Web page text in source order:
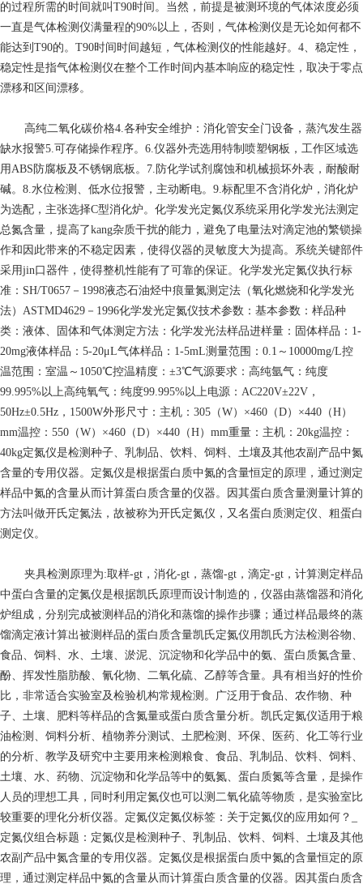
的过程所需的时间就叫T90时间。当然，前提是被测环境的气体浓度必须
一直是气体检测仪满量程的90%以上，否则，气体检测仪是无论如何都不
能达到T90的。T90时间时间越短，气体检测仪的性能越好。4、稳定性，
稳定性是指气体检测仪在整个工作时间内基本响应的稳定性，取决于零点
漂移和区间漂移。
高纯二氧化碳价格4.各种安全维护：消化管安全门设备，蒸汽发生器
缺水报警5.可存储操作程序。6.仪器外壳选用特制喷塑钢板，工作区域选
用ABS防腐板及不锈钢底板。7.防化学试剂腐蚀和机械损坏外表，耐酸耐
碱。8.水位检测、低水位报警，主动断电。9.标配里不含消化炉，消化炉
为选配，主张选择C型消化炉。化学发光定氮仪系统采用化学发光法测定
总氮含量，提高了kang杂质干扰的能力，避免了电量法对滴定池的繁锁操
作和因此带来的不稳定因素，使得仪器的灵敏度大为提高。系统关键部件
采用jin口器件，使得整机性能有了可靠的保证。化学发光定氮仪执行标
准：SH/T0657－1998液态石油烃中痕量氮测定法（氧化燃烧和化学发光
法）ASTMD4629－1996化学发光定氮仪技术参数：基本参数：样品种
类：液体、固体和气体测定方法：化学发光法样品进样量：固体样品：1-
20mg液体样品：5-20μL气体样品：1-5mL测量范围：0.1～10000mg/L控
温范围：室温～1050℃控温精度：±3℃气源要求：高纯氩气：纯度
99.995%以上高纯氧气：纯度99.995%以上电源：AC220V±22V，
50Hz±0.5Hz，1500W外形尺寸：主机：305（W）×460（D）×440（H）
mm温控：550（W）×460（D）×440（H）mm重量：主机：20kg温控：
40kg定氮仪是检测种子、乳制品、饮料、饲料、土壤及其他农副产品中氮
含量的专用仪器。定氮仪是根据蛋白质中氮的含量恒定的原理，通过测定
样品中氮的含量从而计算蛋白质含量的仪器。因其蛋白质含量测量计算的
方法叫做开氏定氮法，故被称为开氏定氮仪，又名蛋白质测定仪、粗蛋白
测定仪。
夹具检测原理为:取样-gt，消化-gt，蒸馏-gt，滴定-gt，计算测定样品
中蛋白含量的定氮仪是根据凯氏原理而设计制造的，仪器由蒸馏器和消化
炉组成，分别完成被测样品的消化和蒸馏的操作步骤；通过样品最终的蒸
馏滴定液计算出被测样品的蛋白质含量凯氏定氮仪用凯氏方法检测谷物、
食品、饲料、水、土壤、淤泥、沉淀物和化学品中的氨、蛋白质氮含量、
酚、挥发性脂肪酸、氰化物、二氧化硫、乙醇等含量。具有相当好的性价
比，非常适合实验室及检验机构常规检测。广泛用于食品、农作物、种
子、土壤、肥料等样品的含氮量或蛋白质含量分析。凯氏定氮仪适用于粮
油检测、饲料分析、植物养分测试、土肥检测、环保、医药、化工等行业
的分析、教学及研究中主要用来检测粮食、食品、乳制品、饮料、饲料、
土壤、水、药物、沉淀物和化学品等中的氨氮、蛋白质氮等含量，是操作
人员的理想工具，同时利用定氮仪也可以测二氧化硫等物质，是实验室比
较重要的理化分析仪器。定氮仪定氮仪标签：关于定氮仪的应用如何？_
定氮仪组合标题：定氮仪是检测种子、乳制品、饮料、饲料、土壤及其他
农副产品中氮含量的专用仪器。定氮仪是根据蛋白质中氮的含量恒定的原
理，通过测定样品中氮的含量从而计算蛋白质含量的仪器。因其蛋白质含